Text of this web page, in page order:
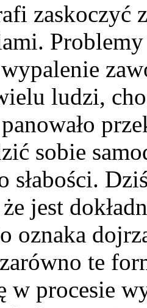
zaskoczyć
ludzi,
sobie
słabości.
jest
oznaka
te
w procesie